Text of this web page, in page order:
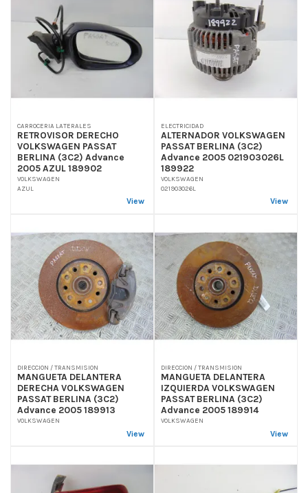
CARROCERIA LATERALES
RETROVISOR DERECHO
VOLKSWAGEN PASSAT
BERLINA (3C2) Advance
2005 AZUL 189902
VOLKSWAGEN
AZUL
View
ELECTRICIDAD
ALTERNADOR VOLKSWAGEN
PASSAT BERLINA (3C2)
Advance 2005 021903026L
189922
VOLKSWAGEN
021903026L
View
DIRECCION / TRANSMISION
MANGUETA DELANTERA
DERECHA VOLKSWAGEN
PASSAT BERLINA (3C2)
Advance 2005 189913
VOLKSWAGEN
View
DIRECCION / TRANSMISION
MANGUETA DELANTERA
IZQUIERDA VOLKSWAGEN
PASSAT BERLINA (3C2)
Advance 2005 189914
VOLKSWAGEN
View